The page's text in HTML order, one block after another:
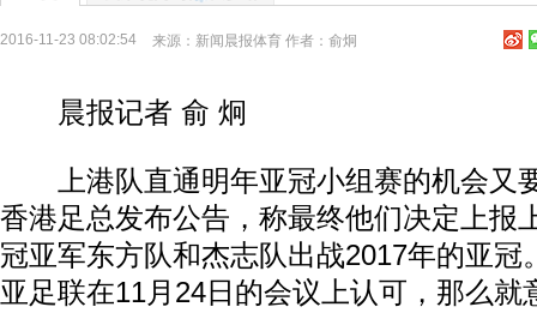
2016-11-23 08:02:54 来源： 新闻晨报体育 作者：俞炯
晨报记者 俞 炯
上港队直通明年亚冠小组赛的机会又
香港足总发布公告，称最终他们决定上报
冠亚军东方队和杰志队出战2017年的亚冠
亚足联在11月24日的会议上认可，那么就